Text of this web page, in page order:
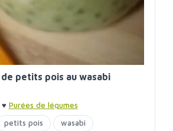
petits pois au wasabi
♥ Purées de légumes
petits pois
wasabi